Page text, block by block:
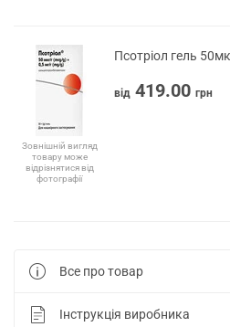
Зовнішній вигляд
товару може
відрізнятися від
фотографії
Псотріол гель
від 419.00 грн
Все про товар
Інструкція виробника